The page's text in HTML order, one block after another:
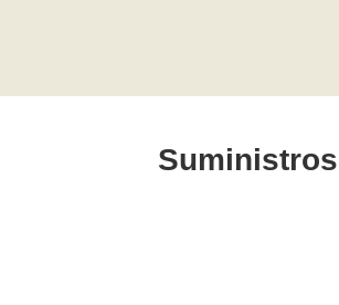
Suministros